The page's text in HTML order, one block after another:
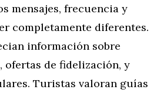
mensajes, frecuencia y
completamente diferentes.
información sobre
ofertas de fidelización, y
Turistas valoran guías